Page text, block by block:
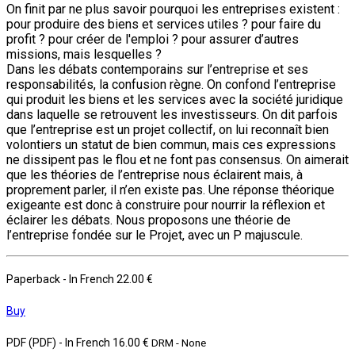
On finit par ne plus savoir pourquoi les entreprises existent :
pour produire des biens et services utiles ? pour faire du
profit ? pour créer de l'emploi ? pour assurer d’autres
missions, mais lesquelles ?
Dans les débats contemporains sur l’entreprise et ses
responsabilités, la confusion règne. On confond l’entreprise
qui produit les biens et les services avec la société juridique
dans laquelle se retrouvent les investisseurs. On dit parfois
que l’entreprise est un projet collectif, on lui reconnaît bien
volontiers un statut de bien commun, mais ces expressions
ne dissipent pas le flou et ne font pas consensus. On aimerait
que les théories de l’entreprise nous éclairent mais, à
proprement parler, il n’en existe pas. Une réponse théorique
exigeante est donc à construire pour nourrir la réflexion et
éclairer les débats. Nous proposons une théorie de
l’entreprise fondée sur le Projet, avec un P majuscule.
Paperback - In French 22.00 €
Buy
PDF (PDF) - In French 16.00 € DRM - None